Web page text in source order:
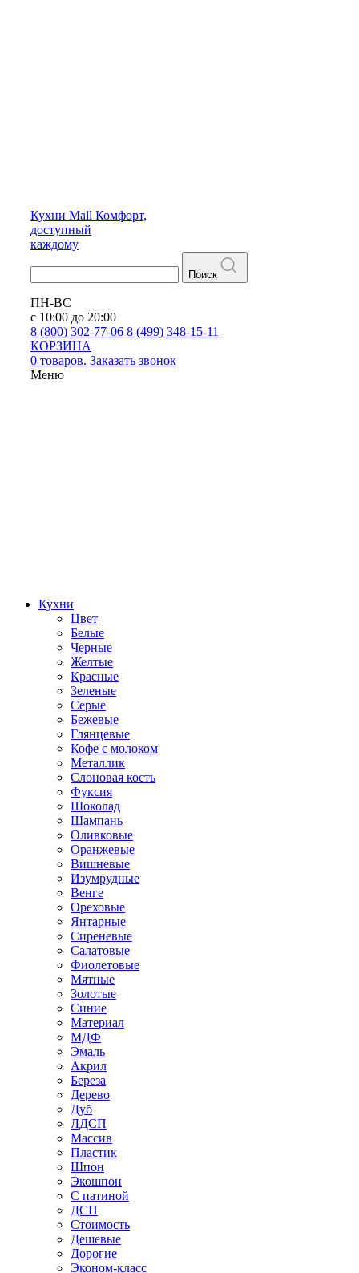
Кухни Mall Комфорт,
доступный
каждому
Поиск
ПН-ВС
с 10:00 до 20:00
8 (800) 302-77-06 8 (499) 348-15-11
КОРЗИНА
0 товаров. Заказать звонок
Меню
Кухни
Цвет
Белые
Черные
Желтые
Красные
Зеленые
Серые
Бежевые
Глянцевые
Кофе с молоком
Металлик
Слоновая кость
Фуксия
Шоколад
Шампань
Оливковые
Оранжевые
Вишневые
Изумрудные
Венге
Ореховые
Янтарные
Сиреневые
Салатовые
Фиолетовые
Мятные
Золотые
Синие
Материал
МДФ
Эмаль
Акрил
Береза
Дерево
Дуб
ЛДСП
Массив
Пластик
Шпон
Экошпон
С патиной
ДСП
Стоимость
Дешевые
Дорогие
Эконом-класс